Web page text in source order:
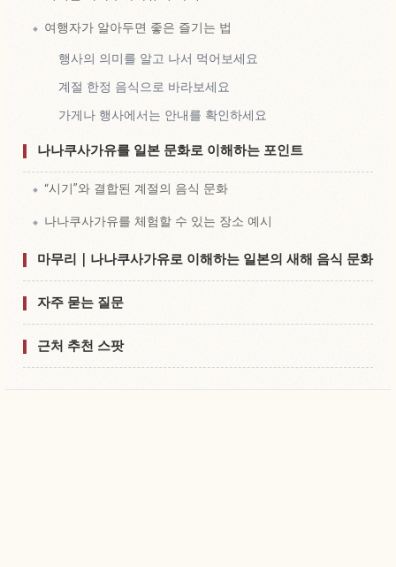
여행자가 알아두면 좋은 즐기는 법
행사의 의미를 알고 나서 먹어보세요
계절 한정 음식으로 바라보세요
가게나 행사에서는 안내를 확인하세요
나나쿠사가유를 일본 문화로 이해하는 포인트
“시기”와 결합된 계절의 음식 문화
나나쿠사가유를 체험할 수 있는 장소 예시
마무리｜나나쿠사가유로 이해하는 일본의 새해 음식 문화
자주 묻는 질문
근처 추천 스팟